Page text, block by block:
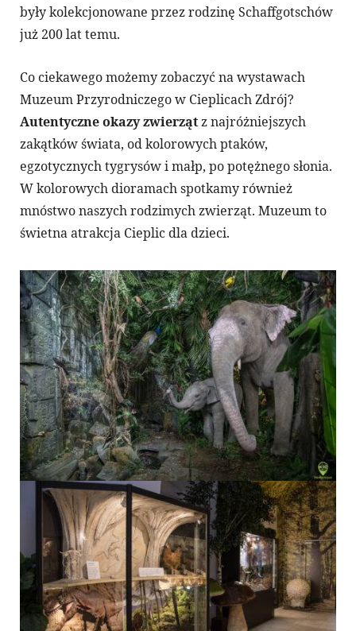
były kolekcjonowane przez rodzinę Schaffgotschów
już 200 lat temu.
Co ciekawego możemy zobaczyć na wystawach
Muzeum Przyrodniczego w Cieplicach Zdrój?
Autentyczne okazy zwierzątz najróżniejszych
zakątków świata, od kolorowych ptaków,
egzotycznych tygrysów i małp, po potężnego słonia.
W kolorowych dioramach spotkamy również
mnóstwo naszych rodzimych zwierząt. Muzeum to
świetna atrakcja Cieplic dla dzieci.